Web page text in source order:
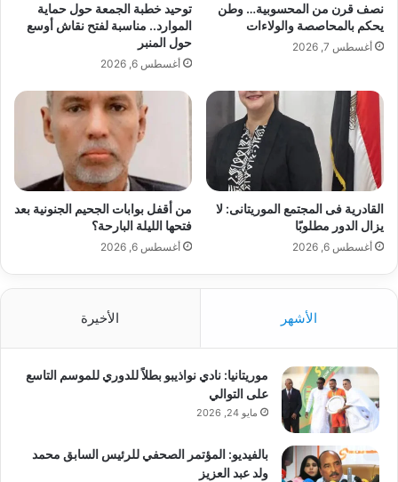
نصف قرن من المحسوبية… وطن
يحكم بالمحاصصة والولاءات
أغسطس 7, 2026
توحيد خطبة الجمعة حول حماية
الموارد.. مناسبة لفتح نقاش أوسع
حول المنبر
أغسطس 6, 2026
القادرية فى المجتمع الموريتانى: لا
يزال الدور مطلوبًا
أغسطس 6, 2026
من أقفل بوابات الجحيم الجنونية بعد
فتحها الليلة البارحة؟
أغسطس 6, 2026
الأشهر الأخيرة
موريتانيا: نادي نواذيبو بطلاً للدوري للموسم التاسع
على التوالي
مايو 24, 2026
بالفيديو: المؤتمر الصحفي للرئيس السابق محمد
ولد عبد العزيز